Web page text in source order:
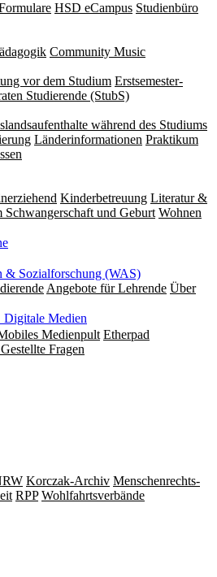
HSD eCampus Studienbüro
Community Music
vor dem Studium Erstsemester-
Studierende (StubS)
während des Studiums
Länderinformationen Praktikum
Kinderbetreuung Literatur &
Schwangerschaft und Geburt Wohnen
& Sozialforschung (WAS)
Angebote für Lehrende Über
Digitale Medien
Medienpult Etherpad
Fragen
Korczak-Archiv Men­schen­rechts­
RPP Wohlfahrts­verbände